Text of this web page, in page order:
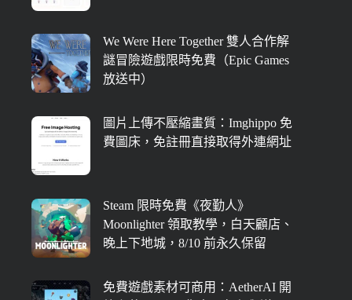
We Were Here Together 雙人合作解
謎冒險遊戲限時免費（Epic Games
放送中）
圖片上傳不壓縮畫質：Imghippo 免
費圖床，免註冊直接取得外連網址
Steam 限時免費《夜勤人》
Moonlighter 領取教學，白天顧店、
晚上下地城，8/10 前永久保留
免費遊戲素材可商用：AetherAI 開